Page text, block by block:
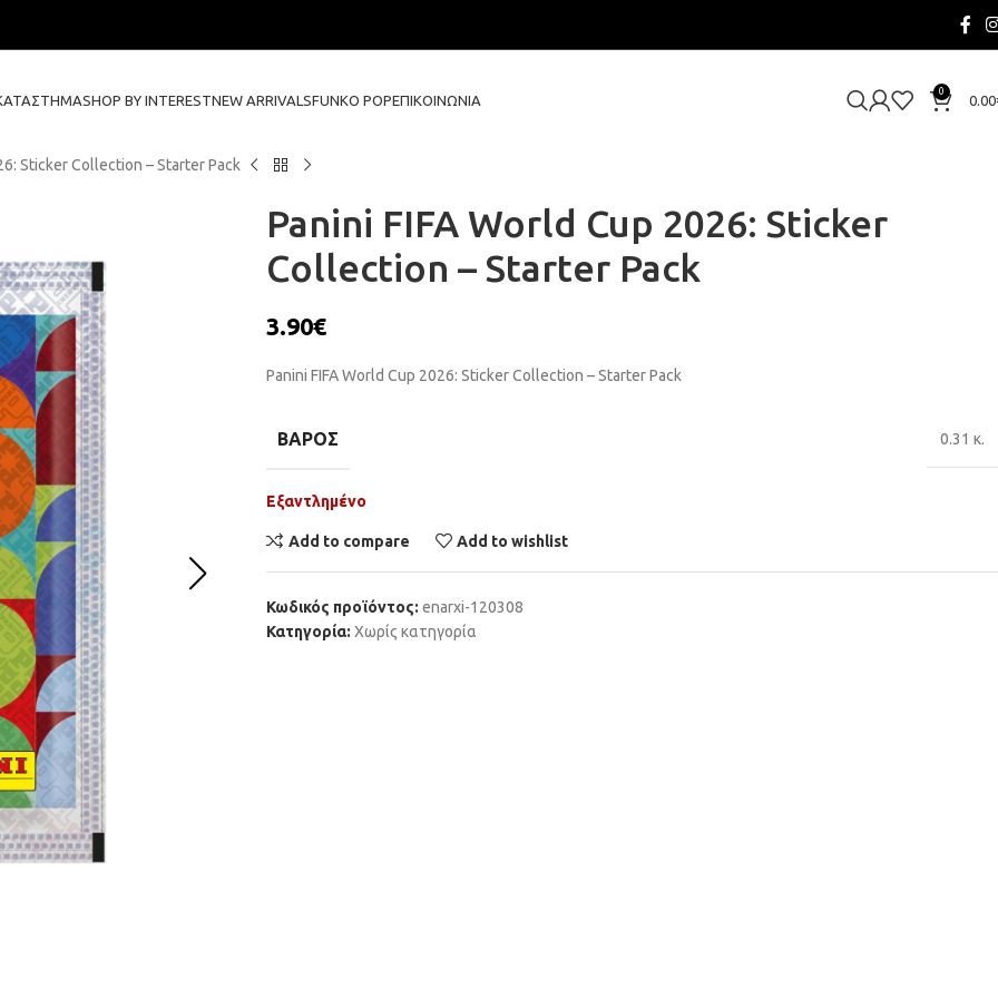
SHOP BY INTERESTNEW ARRIVALSFUNKO POPΕΠΙΚΟΙΝΩΝΊΑ
0
0.00
Sticker Collection – Starter Pack
Panini FIFA World Cup 2026: Sticker
Collection – Starter Pack
3.90€
Panini FIFA World Cup 2026: Sticker Collection – Starter Pack
ΒΆΡΟΣ 0.31 κ.
Εξαντλημένο
Add to compare Add to wishlist
Κωδικός προϊόντος: enarxi-120308
Κατηγορία: Χωρίς κατηγορία